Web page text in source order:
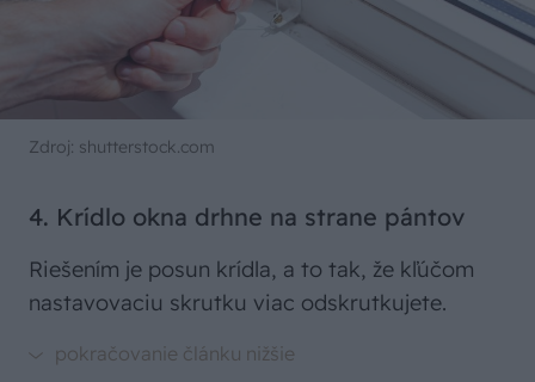
Zdroj: shutterstock.com
4. Krídlo okna drhne na strane pántov
Riešením je posun krídla, a to tak, že kľúčom
nastavovaciu skrutku viac odskrutkujete.